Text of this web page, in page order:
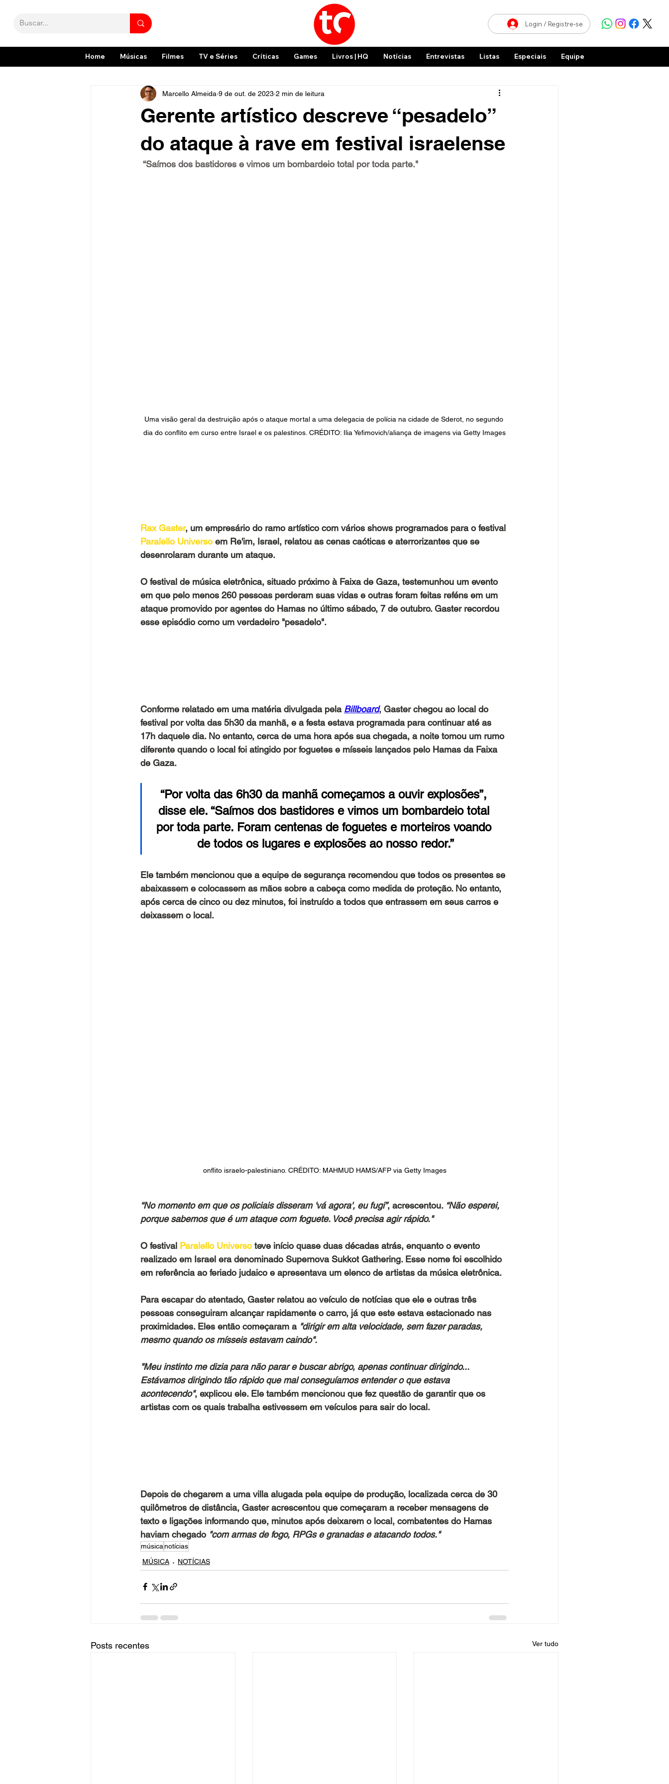
Login / Registre-se
Home Músicas Filmes TV e Séries Críticas Games Livros | HQ Notícias Entrevistas Listas Especiais Equipe
Gerente artístico descreve “pesadelo”
do ataque à rave em festival israelense
Marcello Almeida 9 de out. de 2023 2 min de leitura
“Saímos dos bastidores e vimos um bombardeio total por toda parte."
Uma visão geral da destruição após o ataque mortal a uma delegacia de polícia na cidade de Sderot, no segundo
dia do conflito em curso entre Israel e os palestinos. CRÉDITO: Ilia Yefimovich/aliança de imagens via Getty Images
Rax Gaster, um empresário do ramo artístico com vários shows programados para o festival
Paralello Universo em Re'im, Israel, relatou as cenas caóticas e aterrorizantes que se
desenrolaram durante um ataque.
O festival de música eletrônica, situado próximo à Faixa de Gaza, testemunhou um evento
em que pelo menos 260 pessoas perderam suas vidas e outras foram feitas reféns em um
ataque promovido por agentes do Hamas no último sábado, 7 de outubro. Gaster recordou
esse episódio como um verdadeiro "pesadelo".
Conforme relatado em uma matéria divulgada pela Billboard, Gaster chegou ao local do
festival por volta das 5h30 da manhã, e a festa estava programada para continuar até as
17h daquele dia. No entanto, cerca de uma hora após sua chegada, a noite tomou um rumo
diferente quando o local foi atingido por foguetes e mísseis lançados pelo Hamas da Faixa
de Gaza.
“Por volta das 6h30 da manhã começamos a ouvir explosões”,
disse ele. “Saímos dos bastidores e vimos um bombardeio total
por toda parte. Foram centenas de foguetes e morteiros voando
de todos os lugares e explosões ao nosso redor.”
Ele também mencionou que a equipe de segurança recomendou que todos os presentes se
abaixassem e colocassem as mãos sobre a cabeça como medida de proteção. No entanto,
após cerca de cinco ou dez minutos, foi instruído a todos que entrassem em seus carros e
deixassem o local.
onflito israelo-palestiniano. CRÉDITO: MAHMUD HAMS/AFP via Getty Images
“No momento em que os policiais disseram 'vá agora', eu fugi”, acrescentou. “Não esperei,
porque sabemos que é um ataque com foguete. Você precisa agir rápido."
O festival Paralello Universo teve início quase duas décadas atrás, enquanto o evento
realizado em Israel era denominado Supernova Sukkot Gathering. Esse nome foi escolhido
em referência ao feriado judaico e apresentava um elenco de artistas da música eletrônica.
Para escapar do atentado, Gaster relatou ao veículo de notícias que ele e outras três
pessoas conseguiram alcançar rapidamente o carro, já que este estava estacionado nas
proximidades. Eles então começaram a "dirigir em alta velocidade, sem fazer paradas,
mesmo quando os mísseis estavam caindo".
"Meu instinto me dizia para não parar e buscar abrigo, apenas continuar dirigindo...
Estávamos dirigindo tão rápido que mal conseguíamos entender o que estava
acontecendo", explicou ele. Ele também mencionou que fez questão de garantir que os
artistas com os quais trabalha estivessem em veículos para sair do local.
Depois de chegarem a uma villa alugada pela equipe de produção, localizada cerca de 30
quilômetros de distância, Gaster acrescentou que começaram a receber mensagens de
texto e ligações informando que, minutos após deixarem o local, combatentes do Hamas
haviam chegado "com armas de fogo, RPGs e granadas e atacando todos."
músicanotícias
MÚSICA
NOTÍCIAS
Posts recentes Ver tudo